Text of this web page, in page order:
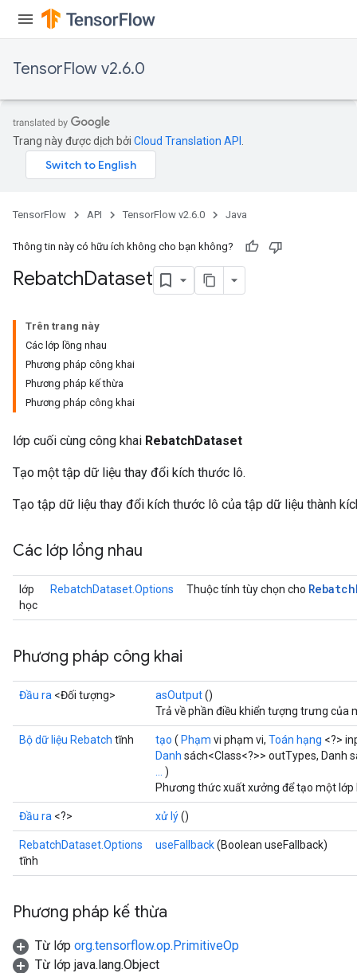
TensorFlow v2.6.0
Trang này được dịch bởi Cloud Translation API
TensorFlow API TensorFlow v2.6.0 Java
Thông tin này có hữu ích không cho bạn không?
RebatchDataset
Trên trang này
Các lớp lồng nhau
Phương pháp công khai
Phương pháp kế thừa
Phương pháp công khai
lớp cuối cùng công khai RebatchDataset
Tạo một tập dữ liệu thay đổi kích thước lô.
Tạo tập dữ liệu thay đổi kích thước lô của tập dữ liệu thành
Các lớp lồng nhau
lớp
học
RebatchDataset.Options Thuộc tính tùy chọn cho Rebatch
Phương pháp công khai
Đầu ra <Đối tượng> asOutput()
Trả về phần điều khiển tượng trưng của
Bộ dữ liệu Rebatch tĩnh tạo ( Phạm vi phạm vi, Toán hạng <?>
Danh sách<Class<?>> outTypes, Danh
)
Phương thức xuất xưởng để tạo một
Đầu ra <?> xử lý()
RebatchDataset.Options
tĩnh
useFallback(Boolean useFallback)
Phương pháp kế thừa
Từ lớp org.tensorflow.op.PrimitiveOp
Từ lớp java.lang.Object